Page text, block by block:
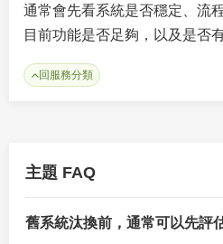
通常會先看系統是否穩定、流
目前功能是否足夠，以及是否
回服務分類
主題 FAQ
舊系統汰換前，通常可以先評